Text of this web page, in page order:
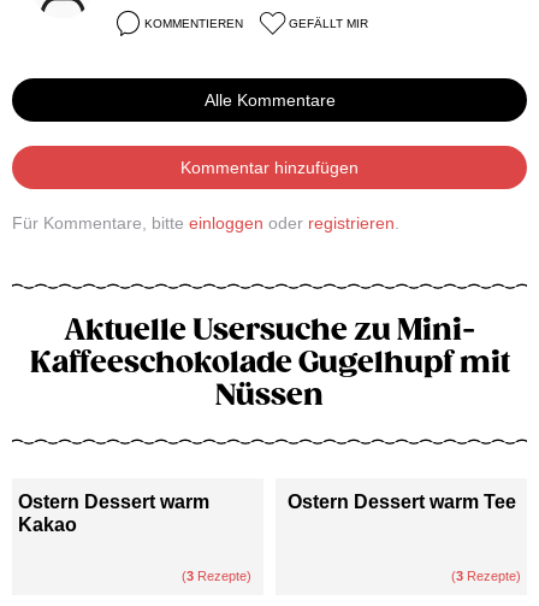
KOMMENTIEREN GEFÄLLT MIR
Alle Kommentare
Kommentar hinzufügen
Für Kommentare, bitte einloggen oder registrieren.
Aktuelle Usersuche zu Mini-
Kaffeeschokolade Gugelhupf mit
Nüssen
Ostern Dessert warm
Kakao
(3 Rezepte)
Ostern Dessert warm Tee
(3 Rezepte)